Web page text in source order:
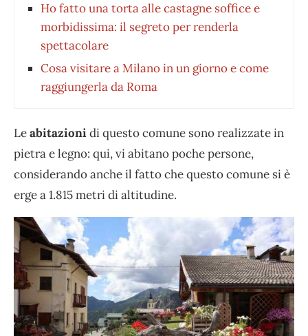
Ho fatto una torta alle castagne soffice e
morbidissima: il segreto per renderla
spettacolare
Cosa visitare a Milano in un giorno e come
raggiungerla da Roma
Leabitazionidi questo comune sono realizzate in
pietra e legno: qui, vi abitano poche persone,
considerando anche il fatto che questo comune si è
erge a 1.815 metri di altitudine.